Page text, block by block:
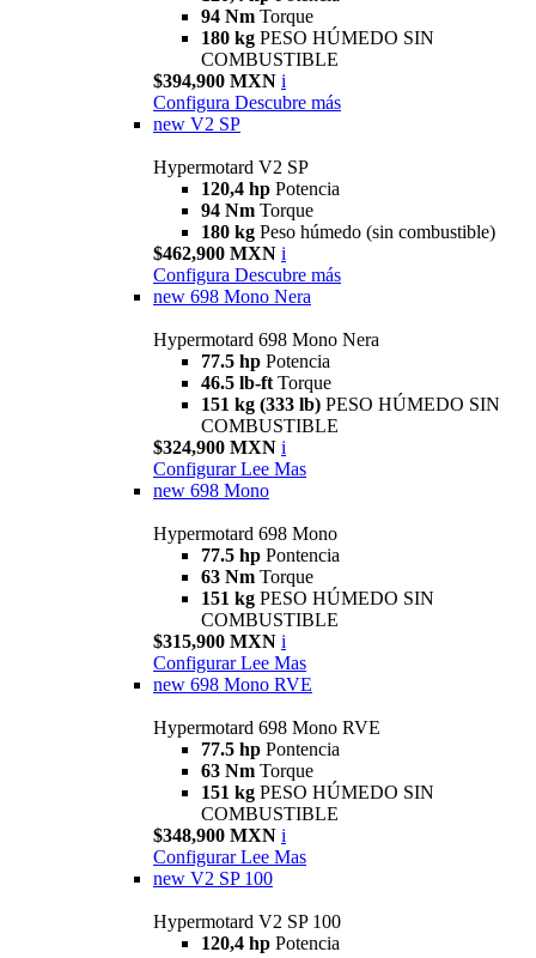
94 Nm Torque
180 kg PESO HÚMEDO SIN
COMBUSTIBLE
$394,900 MXN i
Configura Descubre más
new V2 SP
Hypermotard V2 SP
120,4 hp Potencia
94 Nm Torque
180 kg Peso húmedo (sin combustible)
$462,900 MXN i
Configura Descubre más
new 698 Mono Nera
Hypermotard 698 Mono Nera
77.5 hp Potencia
46.5 lb-ft Torque
151 kg (333 lb) PESO HÚMEDO SIN
COMBUSTIBLE
$324,900 MXN i
Configurar Lee Mas
new 698 Mono
Hypermotard 698 Mono
77.5 hp Pontencia
63 Nm Torque
151 kg PESO HÚMEDO SIN
COMBUSTIBLE
$315,900 MXN i
Configurar Lee Mas
new 698 Mono RVE
Hypermotard 698 Mono RVE
77.5 hp Pontencia
63 Nm Torque
151 kg PESO HÚMEDO SIN
COMBUSTIBLE
$348,900 MXN i
Configurar Lee Mas
new V2 SP 100
Hypermotard V2 SP 100
120,4 hp Potencia